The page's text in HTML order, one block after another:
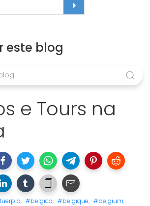
este blog
e Tours na
, #belgica, #belgique, #belgium,